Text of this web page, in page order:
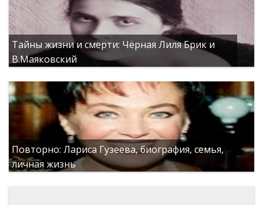
Тайны жизни и смерти: Чёрная Лиля Брик и
В.Маяковский
Повторно: Лариса Гузеева, биография, семья,
личная жизнь